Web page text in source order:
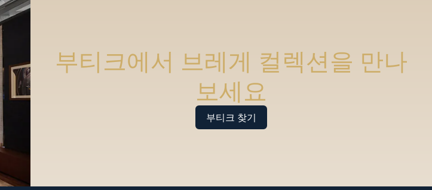
부티크에서 브레게 컬렉션을 만나
보세요
부티크 찾기